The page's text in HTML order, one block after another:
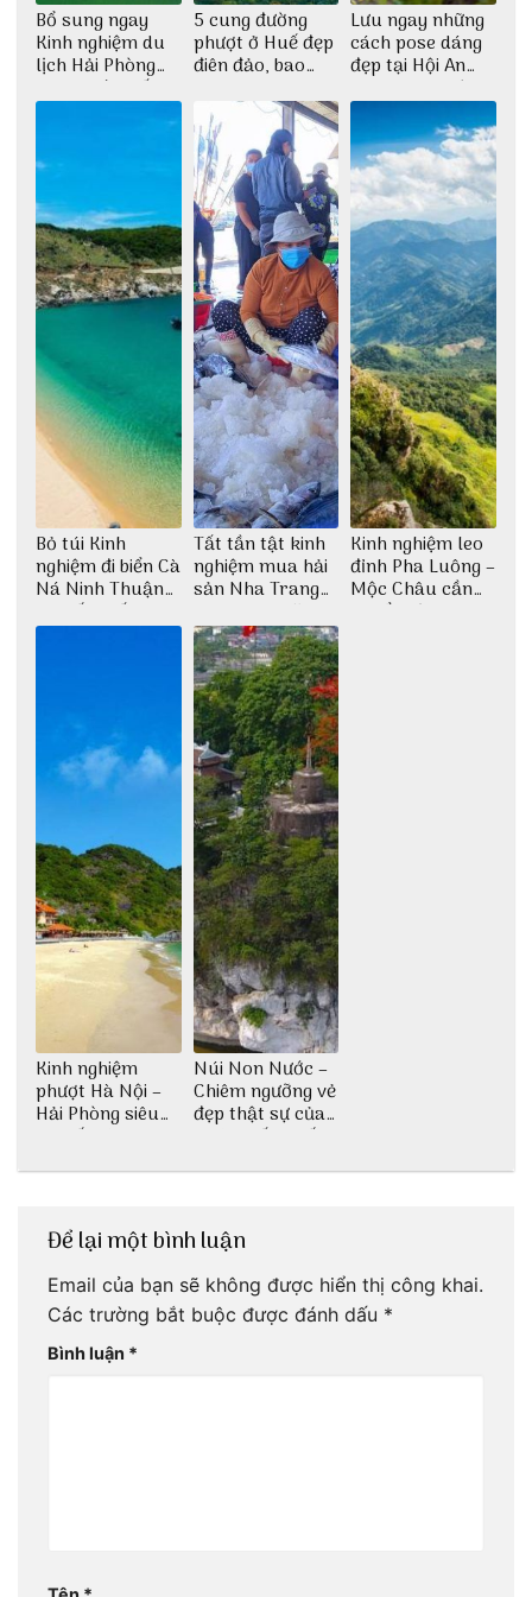
Bổ sung ngay
Kinh nghiệm du
lịch Hải Phòng
2022 mới nhất
5 cung đường
phượt ở Huế đẹp
điên đảo, bao
dịch
Lưu ngay những
cách pose dáng
đẹp tại Hội An
cho dân nghiện
sống ảo
Bỏ túi Kinh
nghiệm đi biển Cà
Ná Ninh Thuận
chi tiết nhất
Tất tần tật kinh
nghiệm mua hải
sản Nha Trang
không lo chặt
chém
Kinh nghiệm leo
đỉnh Pha Luông –
Mộc Châu cần
chuẩn bị những
Kinh nghiệm
phượt Hà Nội –
Hải Phòng siêu
chi tiết dành cho
Núi Non Nước –
Chiêm ngưỡng vẻ
đẹp thật sự của
di tích cấp quốc
Để lại một bình luận
Email của bạn sẽ không được hiển thị công khai.
Các trường bắt buộc được đánh dấu *
Bình luận *